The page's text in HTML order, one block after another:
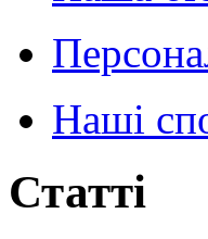
Наші
Статті